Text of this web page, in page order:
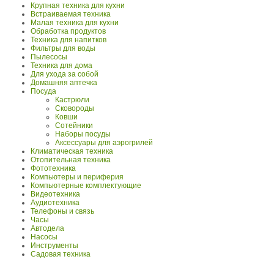
Крупная техника для кухни
Встраиваемая техника
Малая техника для кухни
Обработка продуктов
Техника для напитков
Фильтры для воды
Пылесосы
Техника для дома
Для ухода за собой
Домашняя аптечка
Посуда
Кастрюли
Сковороды
Ковши
Сотейники
Наборы посуды
Аксессуары для аэрогрилей
Климатическая техника
Отопительная техника
Фототехника
Компьютеры и периферия
Компьютерные комплектующие
Видеотехника
Аудиотехника
Телефоны и связь
Часы
Автодела
Насосы
Инструменты
Садовая техника